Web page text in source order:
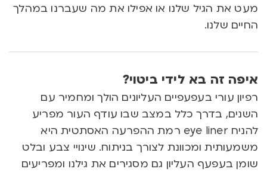
מעט את הגיל שלנו או אפילו את מה שעברנו במהלך
החיים שלנו.
איפה זה בא לידי ביטוי?
רפיון עורי בעפעפיים העליונים הולך ומחמיר עם
השנים, בדרך כלל במצב שבו עודף העור מפריע
להניח eye liner רמת ההפרעה האסתטית היא
משמעותית ומכוונת לצורך בניתוח. שינויי צבע ובלט
שומן בעפעף העליון גם מסגירים את גילנו ומפריעים